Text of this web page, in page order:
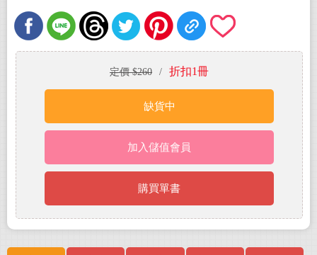
定價 $260 / 折扣1冊
缺貨中
加入儲值會員
購買單書